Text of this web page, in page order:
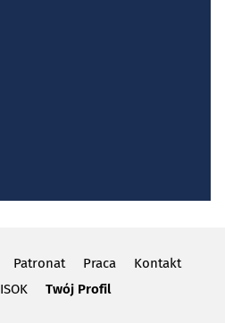
Patronat Praca
Kontakt
ISOK Twój Profil